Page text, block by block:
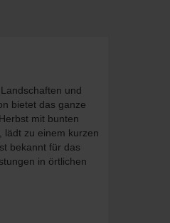
und
bietet das ganze
mit bunten
lädt zu einem kurzen
bekannt für das
in örtlichen